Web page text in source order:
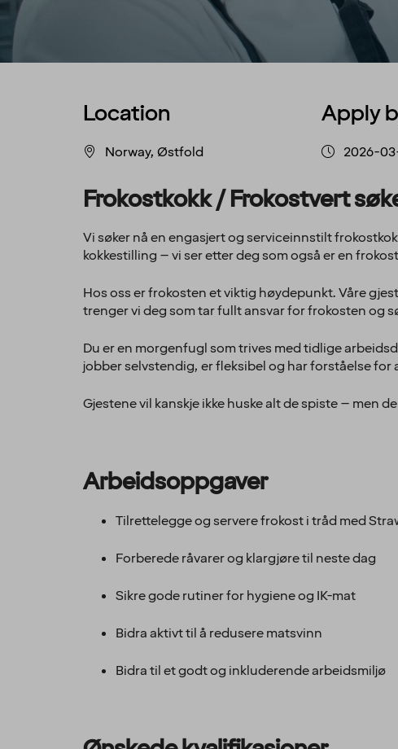
Location
Norway, Østfold
Apply
2026-
Frokostkokk / Frokostvert
Vi søker nå en engasjert og serviceinnstilt
kokkestilling – vi ser etter deg som også er en
Hos oss er frokosten et viktig høydepunkt. Våre
trenger vi deg som tar fullt ansvar for frokosten og
Du er en morgenfugl som trives med tidlige
jobber selvstendig, er fleksibel og har forståelse
Gjestene vil kanskje ikke huske alt de spiste – men
Arbeidsoppgaver
Tilrettelegge og servere frokost i tråd med
Forberede råvarer og klargjøre til neste dag
Sikre gode rutiner for hygiene og IK-mat
Bidra aktivt til å redusere matsvinn
Bidra til et godt og inkluderende arbeidsmiljø